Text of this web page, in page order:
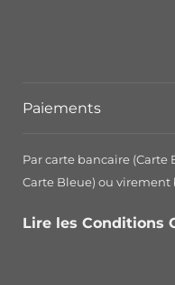
Paiements
Par carte bancaire (Carte
Carte Bleue) ou virement
Lire les Conditions